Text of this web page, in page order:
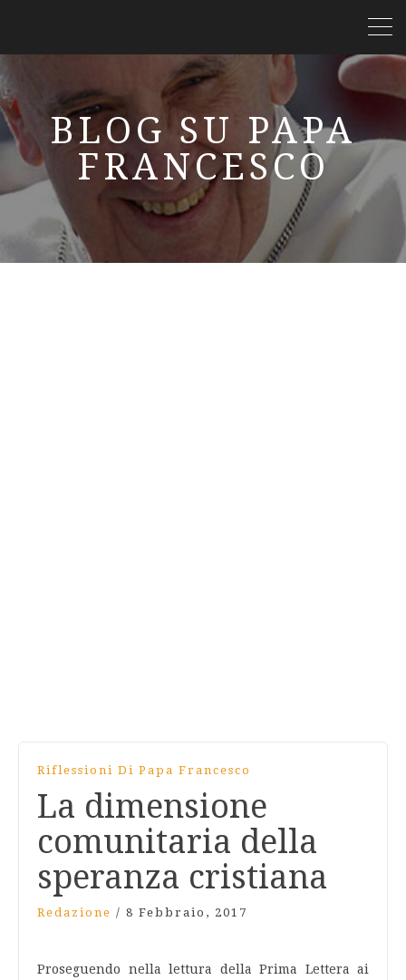
BLOG SU PAPA
FRANCESCO
Riflessioni Di Papa Francesco
La dimensione
comunitaria della
speranza cristiana
Redazione / 8 Febbraio, 2017
Proseguendo nella lettura della Prima Lettera ai